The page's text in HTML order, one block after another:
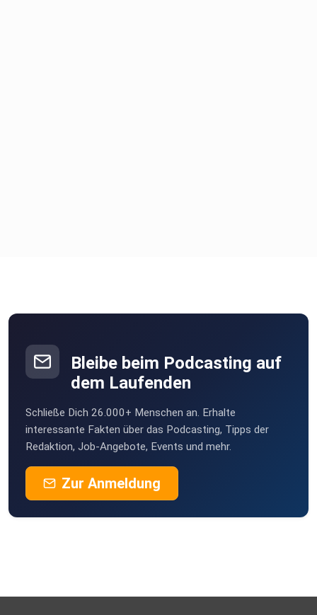
Bleibe beim Podcasting auf
dem Laufenden
Schließe Dich 26.000+ Menschen an. Erhalte
interessante Fakten über das Podcasting, Tipps der
Redaktion, Job-Angebote, Events und mehr.
Zur Anmeldung